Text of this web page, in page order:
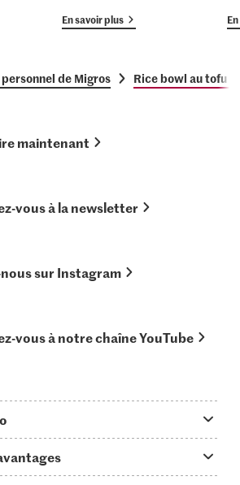
En savoir plus
de Migros Rice bowl au tofu
maintenant
vous à la newsletter
sur Instagram
vous à notre chaîne YouTube